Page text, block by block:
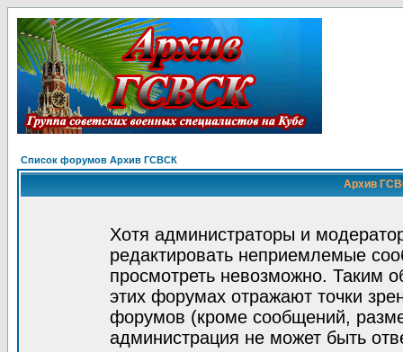
Список форумов Архив ГСВСК
Архив
Хотя администраторы и
редактировать неприемлемые
просмотреть невозможно. Таким
этих форумах отражают точки
форумов (кроме сообщений,
администрация не может быть